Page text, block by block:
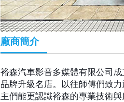
廠商簡介
裕森汽車影音多媒體有限公司
品牌升級名店。以往師傅們致
主們能更認識裕森的專業技術